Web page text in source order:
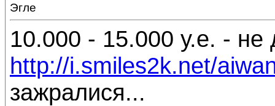
Эгле
10.000 - 15.000 у.е. - не
http://i.smiles2k.net/
зажралися...